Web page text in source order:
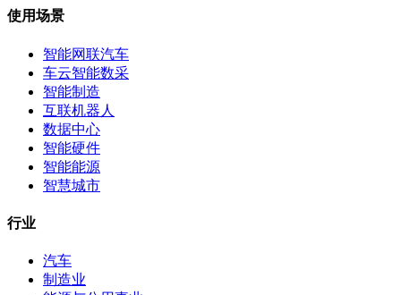
使用场景
智能网联汽车
车云智能数采
智能制造
互联机器人
数据中心
智能硬件
智能能源
智慧城市
行业
汽车
制造业